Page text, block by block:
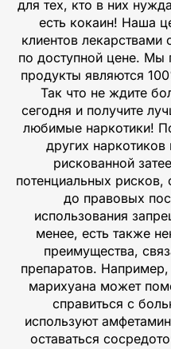
для тех, кто в них
есть кокаин! Наша
клиентов лекарствами
по доступной цене. Мы
продукты являются
Так что не ждите
сегодня и получите
любимые наркотики!
других
рискованной
потенциальных рисков,
до правовых
использования
менее, есть также
преимущества,
препаратов.
марихуана может
справиться с
используют
оставаться